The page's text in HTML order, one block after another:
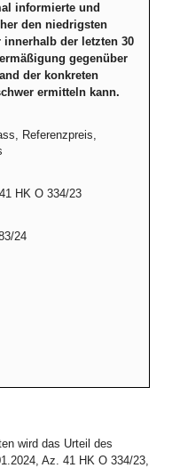
informierte und
den niedrigsten
innerhalb der letzten 30
gegenüber
der konkreten
ermitteln kann.
Referenzpreis,
HK O 334/23
24
wird das Urteil des
Az. 41 HK O 334/23,